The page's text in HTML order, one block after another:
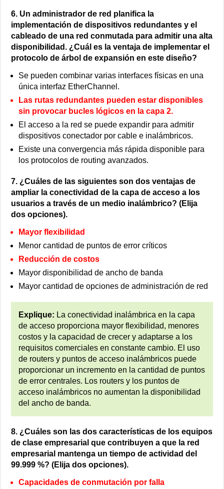
6. Un administrador de red planifica la
implementación de dispositivos redundantes y el
cableado de una red conmutada para admitir una alta
disponibilidad. ¿Cuál es la ventaja de implementar el
protocolo de árbol de expansión en este diseño?
Se pueden combinar varias interfaces físicas en una
única interfaz EtherChannel.
Las rutas redundantes pueden estar disponibles
sin provocar bucles lógicos en la capa 2.
El acceso a la red se puede expandir para admitir
dispositivos conectador por cable e inalámbricos.
Existe una convergencia más rápida disponible para
los protocolos de routing avanzados.
7. ¿Cuáles de las siguientes son dos ventajas de
ampliar la conectividad de la capa de acceso a los
usuarios a través de un medio inalámbrico? (Elija
dos opciones).
Mayor flexibilidad
Menor cantidad de puntos de error críticos
Reducción de costos
Mayor disponibilidad de ancho de banda
Mayor cantidad de opciones de administración de red
Explique: La conectividad inalámbrica en la capa
de acceso proporciona mayor flexibilidad, menores
costos y la capacidad de crecer y adaptarse a los
requisitos comerciales en constante cambio. El uso
de routers y puntos de acceso inalámbricos puede
proporcionar un incremento en la cantidad de puntos
de error centrales. Los routers y los puntos de
acceso inalámbricos no aumentan la disponibilidad
del ancho de banda.
8. ¿Cuáles son las dos características de los equipos
de clase empresarial que contribuyen a que la red
empresarial mantenga un tiempo de actividad del
99.999 %? (Elija dos opciones).
Capacidades de conmutación por falla